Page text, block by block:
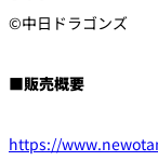
©中日ドラゴンズ
■販売概要
https://